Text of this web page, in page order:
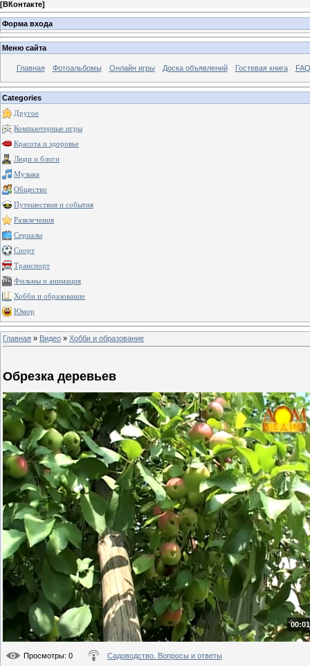
[ВКонтакте]
Форма входа
Меню сайта
Главная Фотоальбомы Онлайн игры Доска объявлений Гостевая книга
Categories
Другое
Компьютерные игры
Красота и здоровье
Люди и блоги
Музыка
Общество
Путешествия и события
Развлечения
Сериалы
Спорт
Транспорт
Фильмы и анимация
Хобби и образование
Юмор
Главная » Видео » Хобби и образование
Обрезка деревьев
Просмотры: 0 Садоводство. Вопросы и ответы